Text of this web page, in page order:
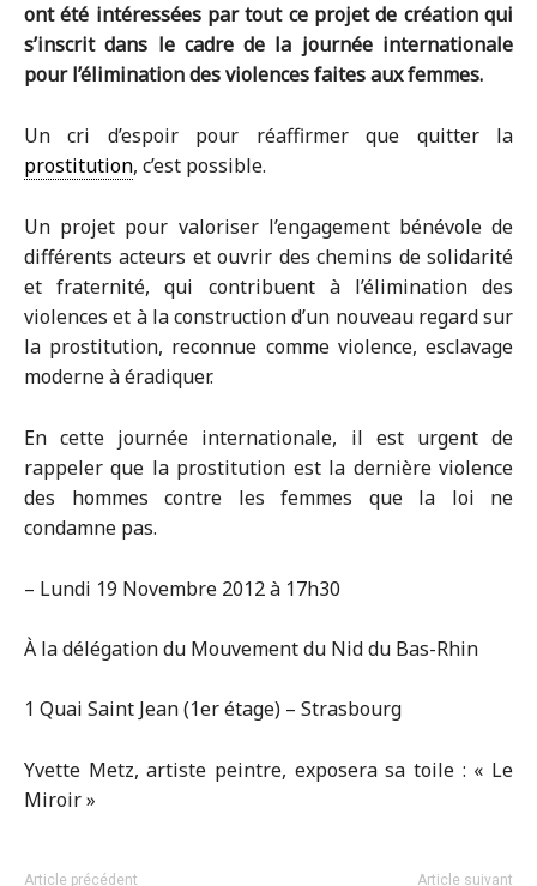
ont été intéressées par tout ce projet de création qui
s’inscrit dans le cadre de la journée internationale
pour l’élimination des violences faites aux femmes.
Un cri d’espoir pour réaffirmer que quitter la
prostitution, c’est possible.
Un projet pour valoriser l’engagement bénévole de
différents acteurs et ouvrir des chemins de solidarité
et fraternité, qui contribuent à l’élimination des
violences et à la construction d’un nouveau regard sur
la prostitution, reconnue comme violence, esclavage
moderne à éradiquer.
En cette journée internationale, il est urgent de
rappeler que la prostitution est la dernière violence
des hommes contre les femmes que la loi ne
condamne pas.
– Lundi 19 Novembre 2012 à 17h30
À la délégation du Mouvement du Nid du Bas-Rhin
1 Quai Saint Jean (1er étage) – Strasbourg
Yvette Metz, artiste peintre, exposera sa toile : « Le
Miroir »
Article précédent Article suivant